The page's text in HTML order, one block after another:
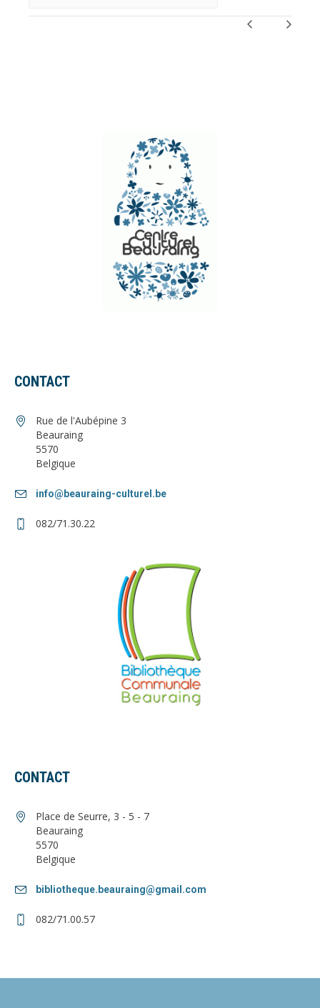
CONTACT
Rue de l'Aubépine 3
Beauraing
5570
Belgique
info@beauraing-culturel.be
082/71.30.22
CONTACT
Place de Seurre, 3 - 5 - 7
Beauraing
5570
Belgique
bibliotheque.beauraing@gmail.com
082/71.00.57